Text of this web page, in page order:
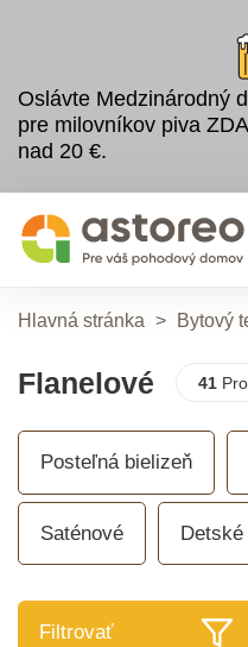
Oslávte Medzinárodný
pre milovníkov piva
nad 20 €.
Hlavná stránka > Bytový
Flanelové 41
Posteľná bielizeň
Saténové Detské
Filtrovať